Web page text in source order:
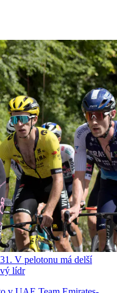
V pelotonu má delší
lídr